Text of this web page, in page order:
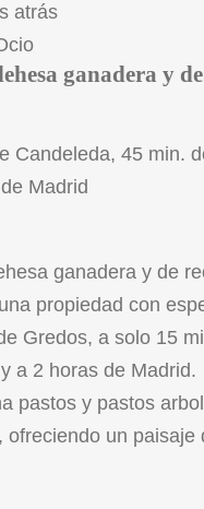
atrás
ganadera y
Candeleda, 45 min.
Madrid
ganadera y de
propiedad con
Gredos, a solo 15
a 2 horas de
pastos y pastos
ofreciendo un paisaje